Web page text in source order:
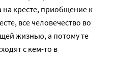
на кресте, приобщение к
все человечество во
жизнью, а потому те
с кем-то в